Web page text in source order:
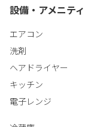
□周辺情報□
ローソン…徒歩にて約5
Tギャラリア沖縄
サンエー那覇メイン
設備・アメニティ
エアコン
洗剤
ヘアドライヤー
キッチン
電子レンジ